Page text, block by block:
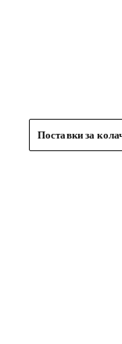
Поставки за